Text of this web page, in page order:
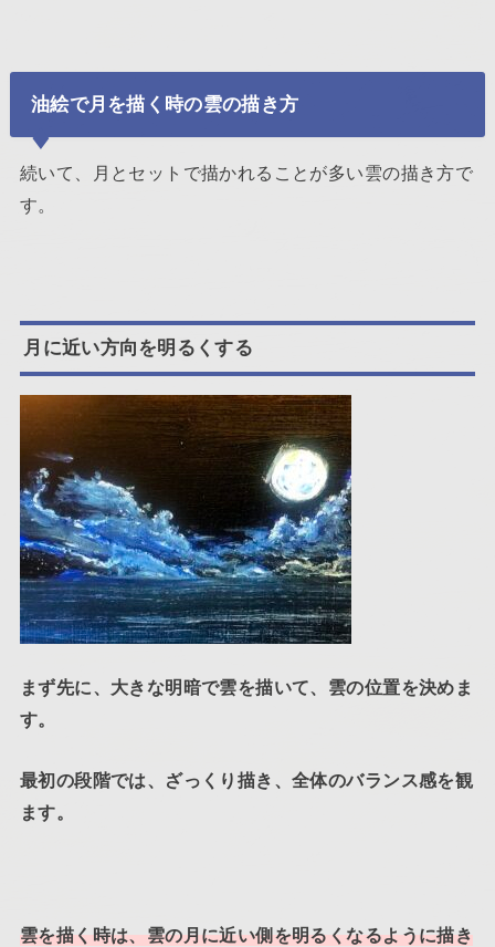
油絵で月を描く時の雲の描き方
続いて、月とセットで描かれることが多い雲の描き方で
す。
月に近い方向を明るくする
まず先に、大きな明暗で雲を描いて、雲の位置を決めま
す。
最初の段階では、ざっくり描き、全体のバランス感を観
ます。
雲を描く時は、雲の月に近い側を明るくなるように描き